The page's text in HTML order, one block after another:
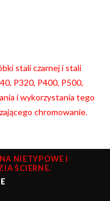
stali czarnej i stali
P320, P400, P500,
i wykorzystania tego
chromowanie.
NIETYPOWE I
ŚCIERNE.